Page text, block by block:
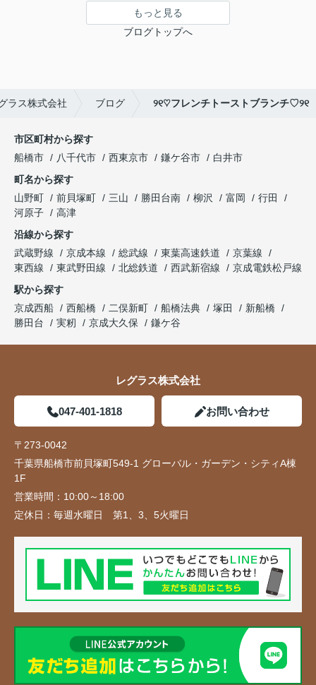
もっと見る
ブログトップへ
ラス株式会社 ブログ ୨୧♡フレンチトーストブランチ♡୨୧
市区町村から探す
船橋市
八千代市 西東京市 鎌ケ谷市
白井市
町名から探す
山野町
前貝塚町 三山 勝田台南 柳沢 富岡
行田
河原子
高津
沿線から探す
武蔵野線
京成本線 総武線 東葉高速鉄道
京葉線
東西線
東武野田線 北総鉄道 西武新宿線
京成電鉄松戸線
駅から探す
京成西船
西船橋 二俣新町 船橋法典 塚田
新船橋
勝田台
実籾 京成大久保 鎌ケ谷
レグラス株式会社
047-401-1818 お問い合わせ
〒273-0042
千葉県船橋市前貝塚町549-1 グローバル・ガーデン・シティA棟
1F
営業時間： 10:00～18:00
定休日： 毎週水曜日 第1、3、5火曜日